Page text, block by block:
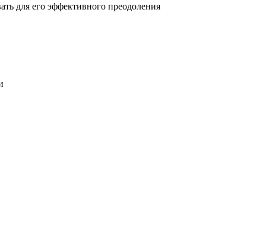
для его эффективного преодоления